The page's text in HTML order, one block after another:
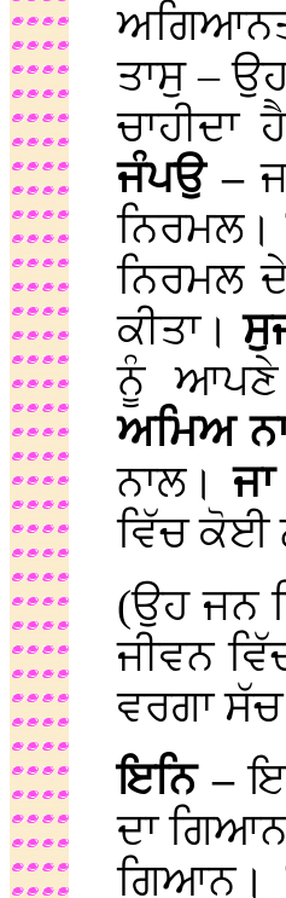
ਤਾਸੁ –
ਚਾਹੀਦਾ
ਜੰਪਉ –
ਨਿਰਮਲ।
ਨਿਰਮਲ
ਕੀਤਾ।
ਨੂੰ ਆਪਣੇ
ਅਮਿਅ
ਨਾਲ।
ਵਿੱਚ ਕੋਈ
(ਉਹ ਜਨ
ਜੀਵਨ
ਵਰਗਾ
ਇਨਿ –
ਦਾ
ਗਿਆਨ।